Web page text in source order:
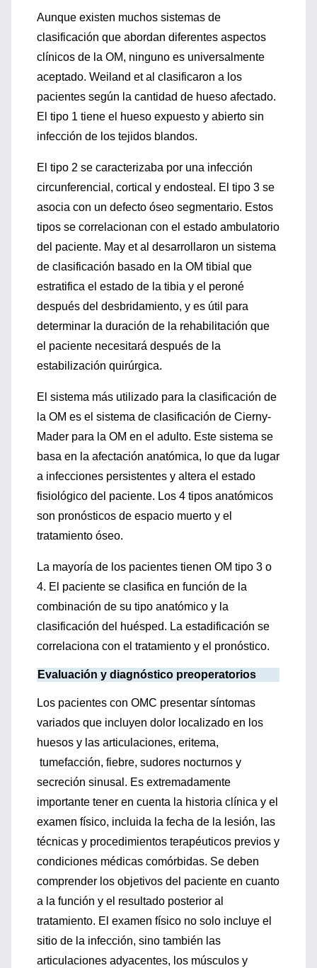
Aunque existen muchos sistemas de
clasificación que abordan diferentes aspectos
clínicos de la OM, ninguno es universalmente
aceptado. Weiland et al clasificaron a los
pacientes según la cantidad de hueso afectado.
El tipo 1 tiene el hueso expuesto y abierto sin
infección de los tejidos blandos.
El tipo 2 se caracterizaba por una infección
circunferencial, cortical y endosteal. El tipo 3 se
asocia con un defecto óseo segmentario. Estos
tipos se correlacionan con el estado ambulatorio
del paciente. May et al desarrollaron un sistema
de clasificación basado en la OM tibial que
estratifica el estado de la tibia y el peroné
después del desbridamiento, y es útil para
determinar la duración de la rehabilitación que
el paciente necesitará después de la
estabilización quirúrgica.
El sistema más utilizado para la clasificación de
la OM es el sistema de clasificación de Cierny-
Mader para la OM en el adulto. Este sistema se
basa en la afectación anatómica, lo que da lugar
a infecciones persistentes y altera el estado
fisiológico del paciente. Los 4 tipos anatómicos
son pronósticos de espacio muerto y el
tratamiento óseo.
La mayoría de los pacientes tienen OM tipo 3 o
4. El paciente se clasifica en función de la
combinación de su tipo anatómico y la
clasificación del huésped. La estadificación se
correlaciona con el tratamiento y el pronóstico.
Evaluación y diagnóstico preoperatorios
Los pacientes con OMC presentar síntomas
variados que incluyen dolor localizado en los
huesos y las articulaciones, eritema,
tumefacción, fiebre, sudores nocturnos y
secreción sinusal. Es extremadamente
importante tener en cuenta la historia clínica y el
examen físico, incluida la fecha de la lesión, las
técnicas y procedimientos terapéuticos previos y
condiciones médicas comórbidas. Se deben
comprender los objetivos del paciente en cuanto
a la función y el resultado posterior al
tratamiento. El examen físico no solo incluye el
sitio de la infección, sino también las
articulaciones adyacentes, los músculos y